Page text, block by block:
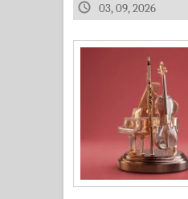
03, 09, 2026